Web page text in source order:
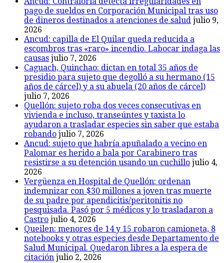
pago de sueldos en Corporación Municipal tras uso
de dineros destinados a atenciones de salud julio 9,
2026
Ancud: capilla de El Quilar queda reducida a
escombros tras «raro» incendio. Labocar indaga las
causas julio 7, 2026
Caguach, Quinchao: dictan en total 35 años de
presidio para sujeto que degolló a su hermano (15
años de cárcel) y a su abuela (20 años de cárcel)
julio 7, 2026
Quellón: sujeto roba dos veces consecutivas en
vivienda e incluso, transeúntes y taxista lo
ayudaron a trasladar especies sin saber que estaba
robando julio 7, 2026
Ancud: sujeto que habría apuñalado a vecino en
Palomar es herido a bala por Carabinero tras
resistirse a su detención usando un cuchillo julio 4,
2026
Vergüenza en Hospital de Quellón: ordenan
indemnizar con $30 millones a joven tras muerte
de su padre por apendicitis/peritonitis no
pesquisada. Pasó por 5 médicos y lo trasladaron a
Castro julio 4, 2026
Queilen: menores de 14 y 15 robaron camioneta, 8
notebooks y otras especies desde Departamento de
Salud Municipal. Quedaron libres a la espera de
citación julio 2, 2026